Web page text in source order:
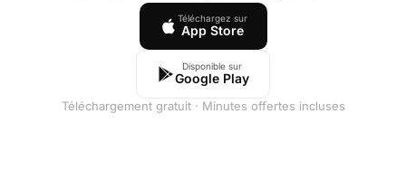
Téléchargez sur
App Store
Disponible sur
Google Play
Téléchargement gratuit · Minutes offertes incluses